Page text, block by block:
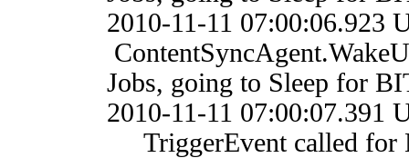
2010-11-11
Jobs, going to Sleep for
2010-11-11
TriggerEvent called for